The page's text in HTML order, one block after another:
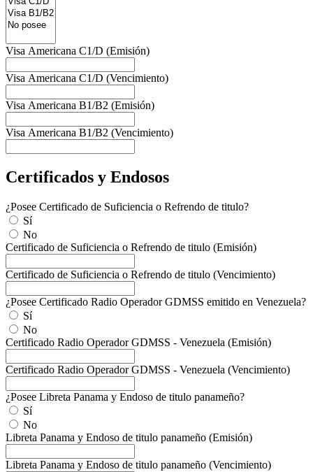
Visa Americana C1/D (Emisión)
Visa Americana C1/D (Vencimiento)
Visa Americana B1/B2 (Emisión)
Visa Americana B1/B2 (Vencimiento)
Certificados y Endosos
¿Posee Certificado de Suficiencia o Refrendo de titulo?
Sí
No
Certificado de Suficiencia o Refrendo de titulo (Emisión)
Certificado de Suficiencia o Refrendo de titulo (Vencimiento)
¿Posee Certificado Radio Operador GDMSS emitido en Venezuela?
Sí
No
Certificado Radio Operador GDMSS - Venezuela (Emisión)
Certificado Radio Operador GDMSS - Venezuela (Vencimiento)
¿Posee Libreta Panama y Endoso de titulo panameño?
Sí
No
Libreta Panama y Endoso de titulo panameño (Emisión)
Libreta Panama y Endoso de titulo panameño (Vencimiento)